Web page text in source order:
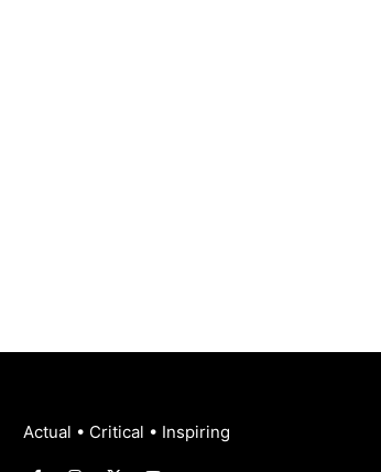
Actual • Critical • Inspiring